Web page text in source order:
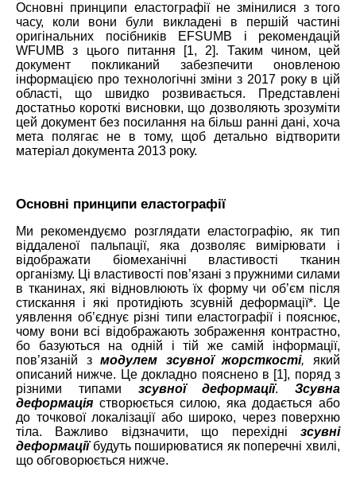
Основні принципи еластографії не змінилися з того
часу, коли вони були викладені в першій частині
оригінальних посібників EFSUMB і рекомендацій
WFUMB з цього питання [1, 2]. Таким чином, цей
документ покликаний забезпечити оновленою
інформацією про технологічні зміни з 2017 року в цій
області, що швидко розвивається. Представлені
достатньо короткі висновки, що дозволяють зрозуміти
цей документ без посилання на більш ранні дані, хоча
мета полягає не в тому, щоб детально відтворити
матеріал документа 2013 року.
Основні принципи еластографії
Ми рекомендуємо розглядати еластографію, як тип
віддаленої пальпації, яка дозволяє вимірювати і
відображати біомеханічні властивості тканин
організму. Ці властивості пов’язані з пружними силами
в тканинах, які відновлюють їх форму чи об’єм після
стискання і які протидіють зсувній деформації*. Це
уявлення об’єднує різні типи еластографії і пояснює,
чому вони всі відображають зображення контрастно,
бо базуються на одній і тій же самій інформації,
пов’язаній змодулем зсувної жорсткості, який
описаний нижче. Це докладно пояснено в [1], поряд з
різними типами зсувної деформації. Зсувна
деформація створюється силою, яка додається або
до точкової локалізації або широко, через поверхню
тіла. Важливо відзначити, що перехідні зсувні
деформаціїбудуть поширюватися як поперечні хвилі,
що обговорюється нижче.